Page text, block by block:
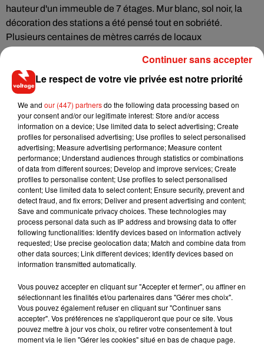
hauteur d'un immeuble de 7 étages. Mur blanc, sol noir, la
décoration des stations a été pensé tout en sobriété.
Plusieurs centaines de mètres carrés de locaux
commerciaux attendent aussi de trouver preneurs.
Un chantier qui a pris plus de 4 ans de retard, et dont
l'innauguration a été maintes foisrepoussée.
Auparavant la ligne 12 avait son terminus aux portes sud-
ouest de la commune, à la station Front-Populaire. Avec
cette ouverture au public, Aubervilliers est désormais
desservie par le métro. « C’était l’une des plus grandes villes
de la proche couronne qui ne l'était toujours pas », souligne
la RATP.
Musique
7 août 2026
album après sa tournée mondiale
Le respect de votre vie privée est notre priorité
We and our (447) partnersdo the following data processing based on
your consent and/or our legitimate interest: Store and/or access
information on a device; Use limited data to select advertising; Create
profiles for personalised advertising; Use profiles to select personalised
advertising; Measure advertising performance; Measure content
performance; Understand audiences through statistics or combinations
of data from different sources; Develop and improve services; Create
profiles to personalise content; Use profiles to select personalised
content; Use limited data to select content; Ensure security, prevent and
detect fraud, and fix errors; Deliver and present advertising and content;
Save and communicate privacy choices. These technologies may
process personal data such as IP address and browsing data to offer
following functionalities: Identify devices based on information actively
requested; Use precise geolocation data; Match and combine data from
other data sources; Link different devices; Identify devices based on
information transmitted automatically.
Vous pouvez accepter en cliquant sur "Accepter et fermer", ou affiner en
sélectionnant les finalités et/ou partenaires dans "Gérer mes choix".
Vous pouvez également refuser en cliquant sur "Continuer sans
accepter". Vos préférences ne s'appliqueront que pour ce site. Vous
pouvez mettre à jour vos choix, ou retirer votre consentement à tout
moment via le lien "Gérer les cookies" situé en bas de chaque page.
Continuer sans accepter